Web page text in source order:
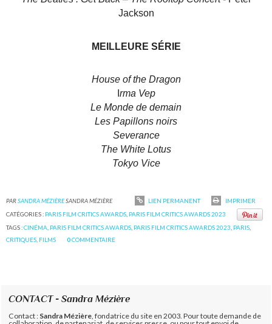
Jackson
MEILLEURE SÉRIE
House of the Dragon
rma Vep
Le Monde de demain
Les Papillons noirs
Severance
The White Lotus
Tokyo Vice
PARSANDRA MÉZIÈRESANDRA MÉZIÈRE LIEN PERMANENT
IMPRIMER
CATÉGORIES : PARIS FILM CRITICS AWARDS PARIS FILM CRITICS AWARDS 2023
TAGS :CINÉMA PARIS FILM CRITICS AWARDS PARIS FILM CRITICS AWARDS 2023 PARIS
CRITIQUES FILMS 0COMMENTAIRE
CONTACT - Sandra Mézière
Contact : Sandra Mézière , fondatrice du site en 2003. Pour toute demande de